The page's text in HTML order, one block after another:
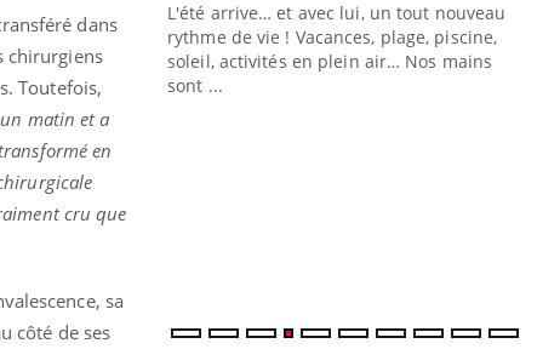
dans
chirurgiens
Toutefois,
un matin et a
en
cru que
sa
côté de ses
diabète de type 2
chez les
les soignants.
L'été arrive… et avec lui, un tout nouveau
rythme de vie ! Vacances, plage, piscine,
soleil, activités en plein air… Nos mains
sont ...